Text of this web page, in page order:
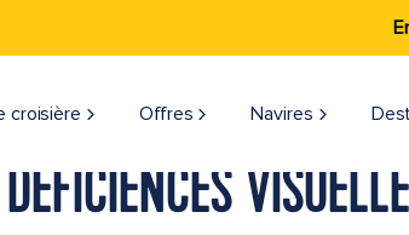
croisière Offres Navires
DÉFICIENCES